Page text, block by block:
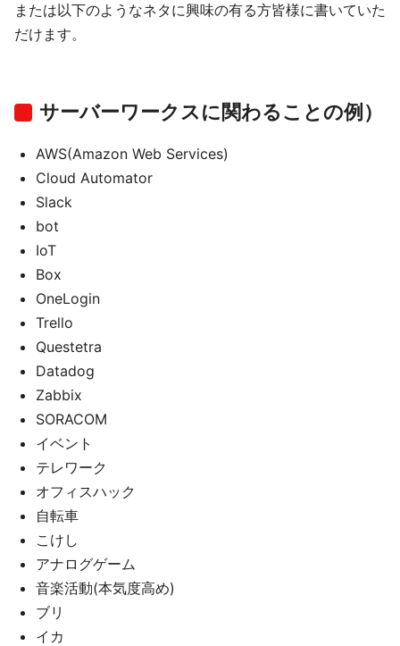
または以下のようなネタに興味の有る方皆様に書いていた
だけます。
サーバーワークスに関わることの例）
AWS(Amazon Web Services)
Cloud Automator
Slack
bot
IoT
Box
OneLogin
Trello
Questetra
Datadog
Zabbix
SORACOM
イベント
テレワーク
オフィスハック
自転車
こけし
アナログゲーム
音楽活動(本気度高め)
ブリ
イカ